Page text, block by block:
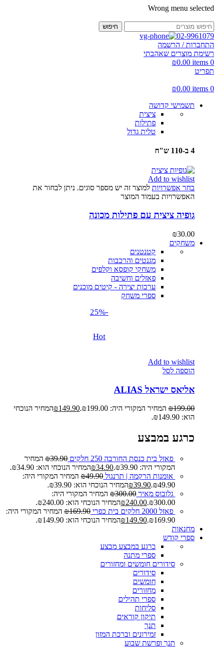
Wrong menu selected
חיפוש
02-9961079
התחברות / הרשמה
רשימת מוצרים שאהבתי
0
items
₪0.00
תפריט
0
items
₪0.00
תשמישי קדושה
ציצית
פתילות
טלית גדול
4 ב-110 ש"ח
Add to wishlist
בחר אפשרויות למוצר זה יש מספר סוגים. ניתן לבחור את
האפשרויות בעמוד המוצר
גופיה ציצית עם פתילות מכונה
₪30.00
משחקים
קטנטנים
מגנטים והרכבות
משחקי קופסא וקלפים
פאזלים וחשיבה
ערכות יצירה - קיטים מוכנים
ספרי משחק
-25%
Hot
Add to wishlist
הוספה לסל
אליאס ישראל ALIAS
₪199.00 המחיר המקורי היה: ₪199.00. ₪149.90
המחיר הנוכחי
הוא: ₪149.90.
כרגע במבצע
פאזל בית כנסת החורבה 250 חלקים ₪39.90
המחיר
המקורי היה: ₪39.90.
₪34.90
המחיר הנוכחי הוא: ₪34.90.
אומנות הרקמה | תרנגול
₪49.90
המחיר המקורי היה:
₪49.90.
₪39.90
המחיר הנוכחי הוא: ₪39.90.
גלובוס מאיר
₪300.00
המחיר המקורי היה:
₪300.00.
₪240.00
המחיר הנוכחי הוא: ₪240.00.
פאזל 2000 חלקים בית כפרי
₪169.90
המחיר המקורי היה:
₪169.90.
₪149.90
המחיר הנוכחי הוא: ₪149.90.
מחנאות
ספרי קודש
כרגע במבצע מבצע
ספרי מתנה
סידורים חומשים ומחזורים
סידורים
חומשים
מחזורים
ספרי תהילים
סליחות
תיקון קוראים
תנך
זמירונים וברכת המזון
תנך ופרשת שבוע